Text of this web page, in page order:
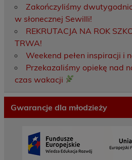
Zakończyliśmy
w słonecznej Sewilli!
REKRUTACJA NA ROK
TRWA!
Weekend pełen inspiracji i
Przekazaliśmy opiekę nad
czas wakacji
Gwarancje dla młodzieży